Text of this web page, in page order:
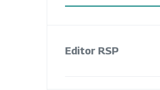
Editor RSP